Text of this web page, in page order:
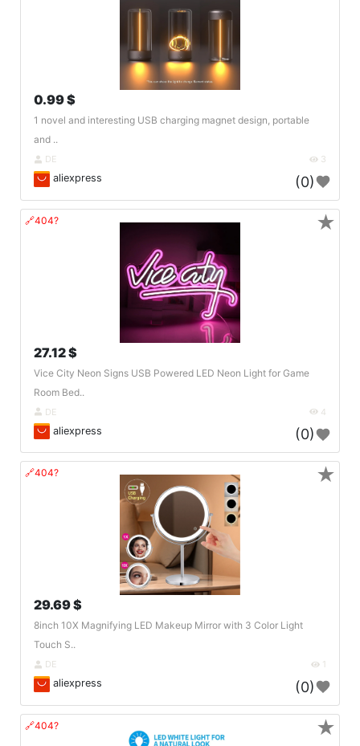
0.99 $
1 novel and interesting USB charging magnet design, portable
and ..
DE 3
aliexpress (0)
🔗404?
27.12 $
Vice City Neon Signs USB Powered LED Neon Light for Game
Room Bed..
DE 4
aliexpress (0)
★
🔗404?
29.69 $
8inch 10X Magnifying LED Makeup Mirror with 3 Color Light
Touch S..
DE 1
aliexpress (0)
★
🔗404? ★